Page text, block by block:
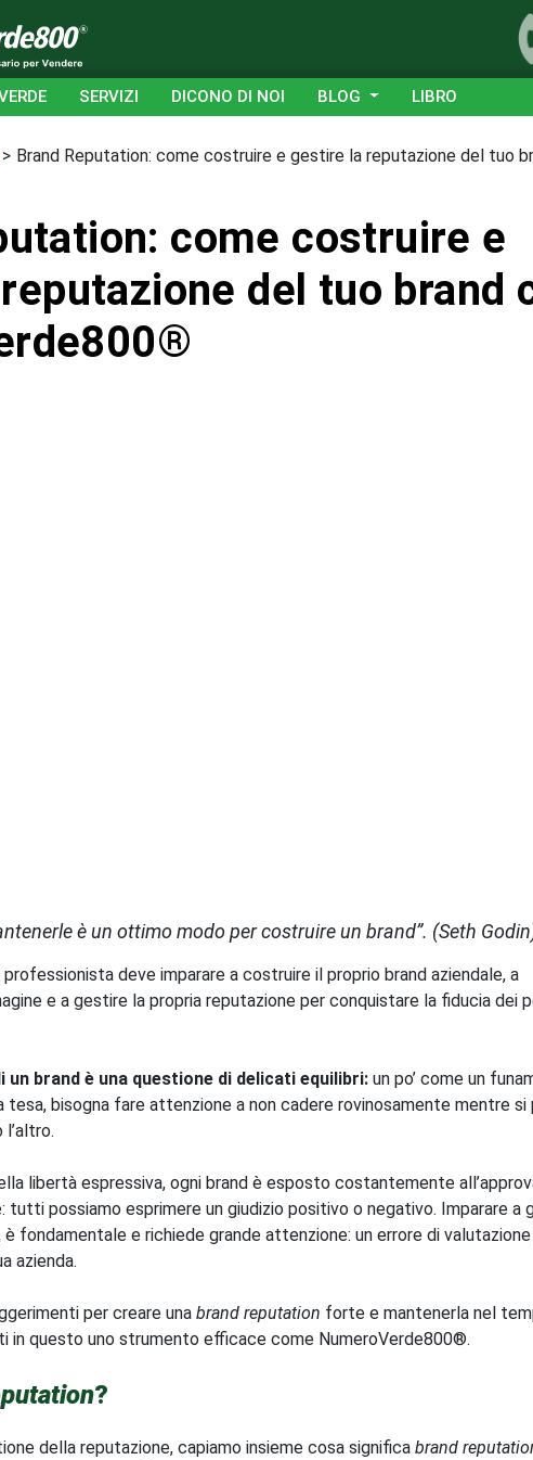
SERVIZI DICONO DI NOI BLOG LIBRO
Brand Reputation: come costruire e gestire la reputazione del tuo
come costruire e
del tuo brand
è un ottimo modo per costruire un brand”. (Seth
deve imparare a costruire il proprio brand aziendale, a
e a gestire la propria reputazione per conquistare la fiducia dei
un brand è una questione di delicati equilibri: un po’ come un
tesa, bisogna fare attenzione a non cadere rovinosamente mentre si
libertà espressiva, ogni brand è esposto costantemente
tutti possiamo esprimere un giudizio positivo o negativo. Imparare a
è fondamentale e richiede grande attenzione: un errore di
azienda.
per creare una brand reputation forte e mantenerla nel
in questo uno strumento efficace come NumeroVerde800®.
?
della reputazione, capiamo insieme cosa significa brand